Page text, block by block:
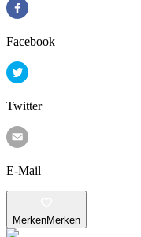
Facebook
Twitter
E-Mail
MerkenMerken